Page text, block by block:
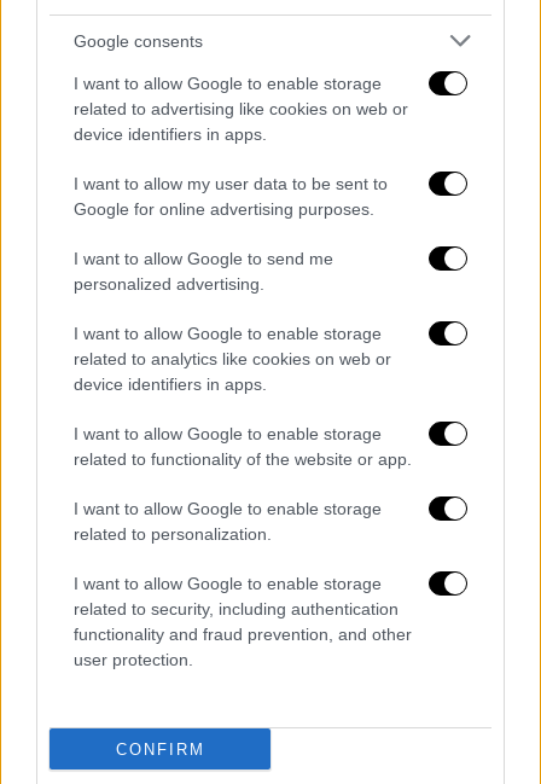
Google consents
I want to allow Google to enable storage
related to advertising like cookies on web or
device identifiers in apps.
I want to allow my user data to be sent to
Google for online advertising purposes.
I want to allow Google to send me
personalized advertising.
I want to allow Google to enable storage
related to analytics like cookies on web or
device identifiers in apps.
I want to allow Google to enable storage
related to functionality of the website or app.
I want to allow Google to enable storage
related to personalization.
I want to allow Google to enable storage
related to security, including authentication
functionality and fraud prevention, and other
user protection.
CONFIRM
Viral|03.11.2020 12:51
Σεισμός: Η τρίχρονη Ελίφ που βγήκε από
τα ερείπια και το... μαγικό ραβδί της
Η τρίχρονη Ελίφ κατάφερε να επιβιώσει από
υγεία της στο νοσοκομείο
Διασωθέντες στο OPEN TV:
Κοιμόμασταν όταν έπιασε η φωτιά στο
Norman Atlantic (vid)
ένα περίεργο συναίσθημα», λένε δύο
διασωθέντες στο OPEN